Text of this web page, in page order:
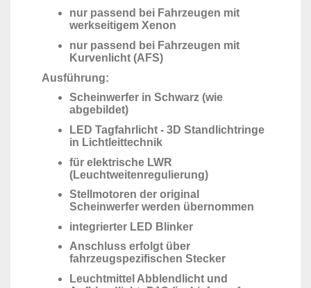
nur passend bei Fahrzeugen mit
werkseitigem Xenon
nur passend bei Fahrzeugen mit
Kurvenlicht (AFS)
Ausführung:
Scheinwerfer in Schwarz (wie
abgebildet)
LED Tagfahrlicht - 3D Standlichtringe
in Lichtleittechnik
für elektrische LWR
(Leuchtweitenregulierung)
Stellmotoren der original
Scheinwerfer werden übernommen
integrierter LED Blinker
Anschluss erfolgt über
fahrzeugspezifischen Stecker
Leuchtmittel Abblendlicht und